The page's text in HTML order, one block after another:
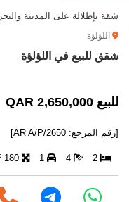
شقة بإطلالة على المدينة والبحر
اللؤلؤة
شقق للبيع في اللؤلؤة
للبيع 2,650,000 QAR
[رقم المرجع: AR A/P/2650]
2
4
1
180 m²